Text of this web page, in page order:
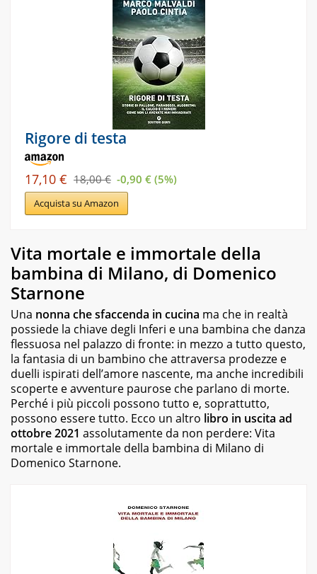
Rigore di testa
17,10 € 18,00 € -0,90 € (5%)
Acquista su Amazon
Vita mortale e immortale della
bambina di Milano, di Domenico
Starnone
Una nonna che sfaccenda in cucina ma che in realtà
possiede la chiave degli Inferi e una bambina che danza
flessuosa nel palazzo di fronte: in mezzo a tutto questo,
la fantasia di un bambino che attraversa prodezze e
duelli ispirati dell’amore nascente, ma anche incredibili
scoperte e avventure paurose che parlano di morte.
Perché i più piccoli possono tutto e, soprattutto,
possono essere tutto. Ecco un altro libro in uscita ad
ottobre 2021 assolutamente da non perdere: Vita
mortale e immortale della bambina di Milano di
Domenico Starnone.